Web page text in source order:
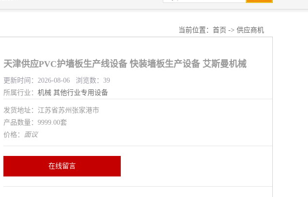
当前位置： 首页 -> 供应商机
天津供应PVC护墙板生产线设备 快装墙板生产设备 艾斯曼机械
更新时间：2026-08-06 浏览数：39
所属行业： 机械 其他行业专用设备
发货地址：江苏省苏州张家港市
产品数量：9999.00套
价格： 面议
在线留言